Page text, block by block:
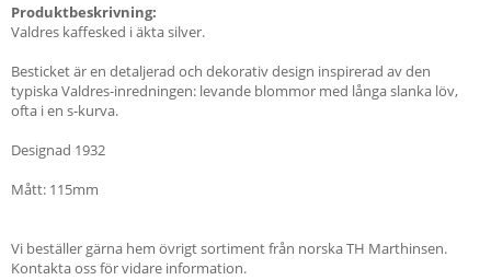
Produktbeskrivning:
Valdres kaffesked i äkta silver.
Besticket är en detaljerad och dekorativ design inspirerad av den
typiska Valdres-inredningen: levande blommor med långa slanka löv,
ofta i en s-kurva.
Designad 1932
Mått: 115mm
Vi beställer gärna hem övrigt sortiment från norska TH Marthinsen.
Kontakta oss för vidare information.